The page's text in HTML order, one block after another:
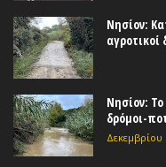
Νησίον:
Νησίον:
δρόμοι-
Δεκεμβρίου